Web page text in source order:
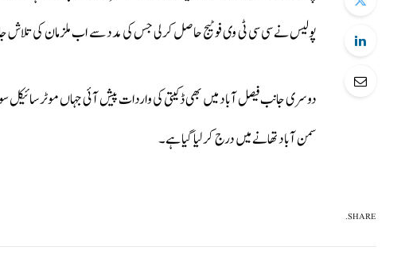
پولیس نے سی سی ٹی وی فوٹیج حاصل کرلی جس کی مدد سے اب ملزمان کی
سمن آباد تھانے میں درج کرلیا گیا ہے۔
SHARE.